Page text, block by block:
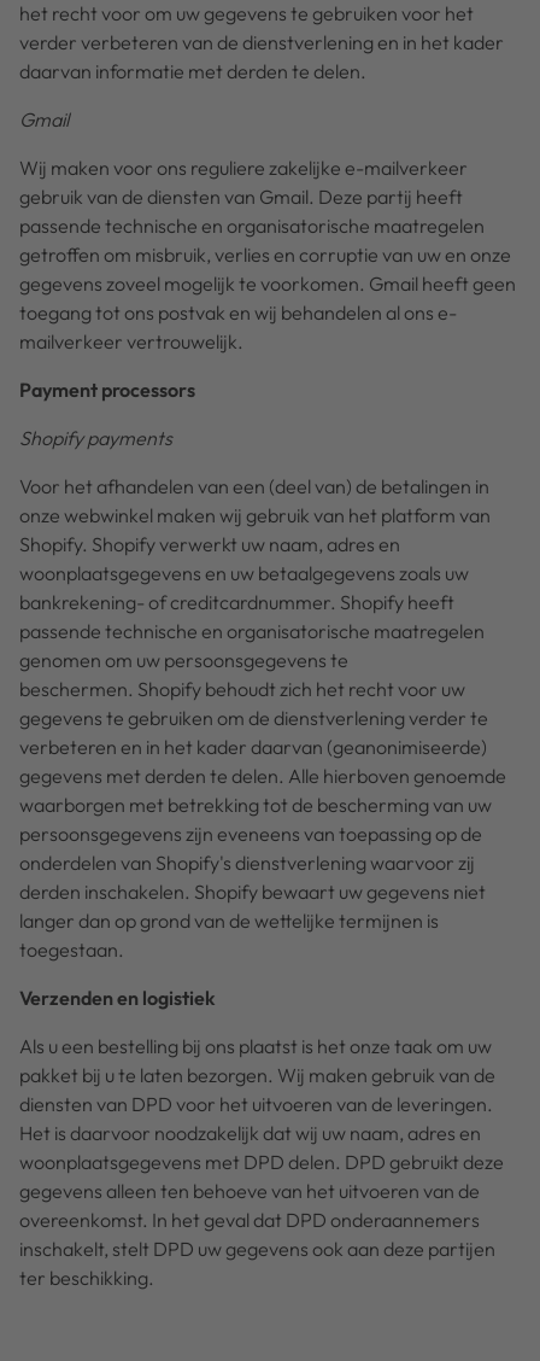
het recht voor om uw gegevens te gebruiken voor het
verder verbeteren van de dienstverlening en in het kader
daarvan informatie met derden te delen.
Gmail
Wij maken voor ons reguliere zakelijke e-mailverkeer
gebruik van de diensten van Gmail. Deze partij heeft
passende technische en organisatorische maatregelen
getroffen om misbruik, verlies en corruptie van uw en onze
gegevens zoveel mogelijk te voorkomen. Gmail heeft geen
toegang tot ons postvak en wij behandelen al ons e-
mailverkeer vertrouwelijk.
Payment processors
Shopify payments
Voor het afhandelen van een (deel van) de betalingen in
onze webwinkel maken wij gebruik van het platform van
Shopify. Shopify verwerkt uw naam, adres en
woonplaatsgegevens en uw betaalgegevens zoals uw
bankrekening- of creditcardnummer. Shopify heeft
passende technische en organisatorische maatregelen
genomen om uw persoonsgegevens te
beschermen. Shopify behoudt zich het recht voor uw
gegevens te gebruiken om de dienstverlening verder te
verbeteren en in het kader daarvan (geanonimiseerde)
gegevens met derden te delen. Alle hierboven genoemde
waarborgen met betrekking tot de bescherming van uw
persoonsgegevens zijn eveneens van toepassing op de
onderdelen van Shopify's dienstverlening waarvoor zij
derden inschakelen. Shopify bewaart uw gegevens niet
langer dan op grond van de wettelijke termijnen is
toegestaan.
Verzenden en logistiek
Als u een bestelling bij ons plaatst is het onze taak om uw
pakket bij u te laten bezorgen. Wij maken gebruik van de
diensten van DPD voor het uitvoeren van de leveringen.
Het is daarvoor noodzakelijk dat wij uw naam, adres en
woonplaatsgegevens met DPD delen. DPD gebruikt deze
gegevens alleen ten behoeve van het uitvoeren van de
overeenkomst. In het geval dat DPD onderaannemers
inschakelt, stelt DPD uw gegevens ook aan deze partijen
ter beschikking.